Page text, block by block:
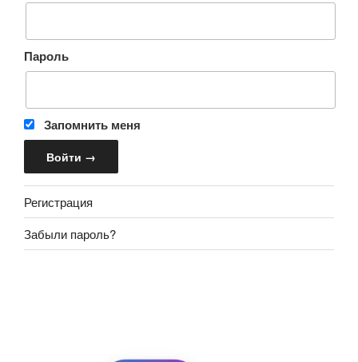
Пароль
Запомнить меня
Регистрация
Забыли пароль?